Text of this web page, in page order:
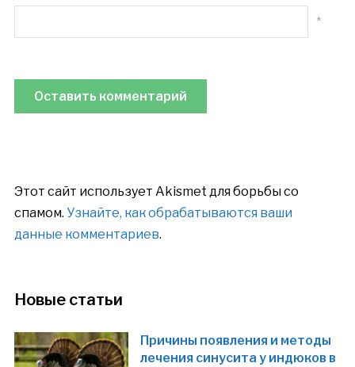
*
Этот сайт использует Akismet для борьбы со
спамом. Узнайте, как обрабатываются ваши
данные комментариев.
Новые статьи
Причины появления и методы
лечения синусита у индюков в